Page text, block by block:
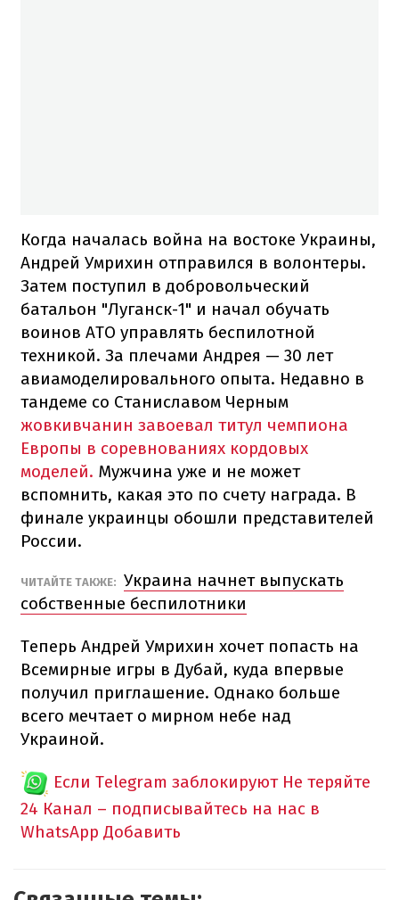
Когда началась война на востоке Украины,
Андрей Умрихин отправился в волонтеры.
Затем поступил в добровольческий
батальон "Луганск-1" и начал обучать
воинов АТО управлять беспилотной
техникой. За плечами Андрея — 30 лет
авиамоделировального опыта. Недавно в
тандеме со Станиславом Черным
жовкивчанин завоевал титул чемпиона
Европы в соревнованиях кордовых
моделей. Мужчина уже и не может
вспомнить, какая это по счету награда. В
финале украинцы обошли представителей
России.
ЧИТАЙТЕ ТАКЖЕ: Украина начнет выпускать
собственные беспилотники
Теперь Андрей Умрихин хочет попасть на
Всемирные игры в Дубай, куда впервые
получил приглашение. Однако больше
всего мечтает о мирном небе над
Украиной.
Если Telegram заблокируют Не теряйте
24 Канал – подписывайтесь на нас в
WhatsApp Добавить